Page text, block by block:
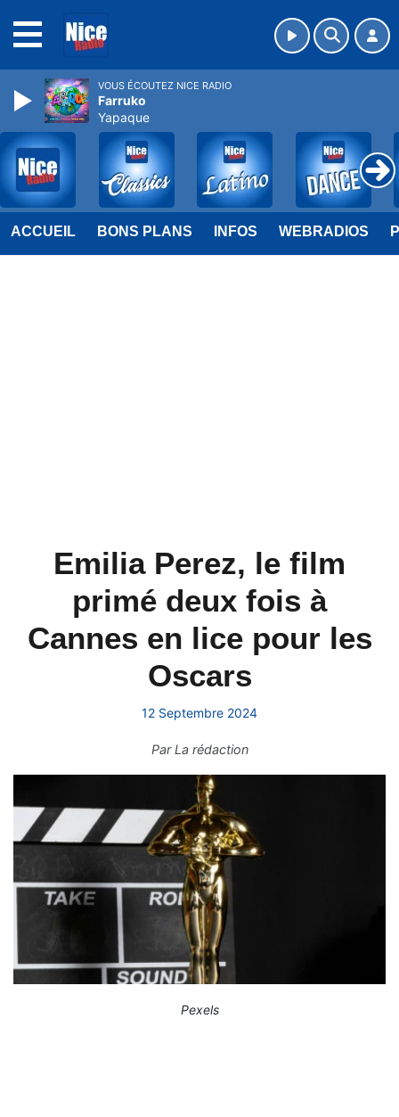
ACCUEIL BONS PLANS INFOS WEBRADIOS
Emilia Perez, le film
primé deux fois à
Cannes en lice pour les
Oscars
12 Septembre 2024
ParLa rédaction
Pexels
VOUS ÉCOUTEZ NICE RADIO
Farruko
Yapaque